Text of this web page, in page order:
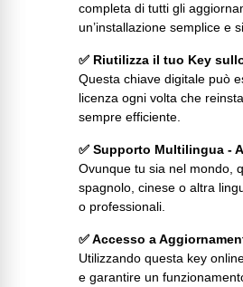
completa di tutti gli
un’installazione semplice e
✅ Riutilizza il tuo Key
Questa chiave digitale può
licenza ogni volta che
sempre efficiente.
✅ Supporto Multilingua -
Ovunque tu sia nel mondo,
spagnolo, cinese o altra
o professionali.
✅ Accesso a
Utilizzando questa key
e garantire un